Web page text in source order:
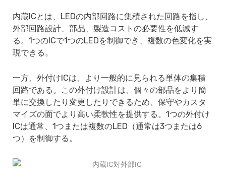
内蔵ICとは、LEDの内部回路に集積された回路を指し、
外部回路設計、部品、製造コストの必要性を低減す
る。1つのICで1つのLEDを制御でき、複数の色変化を実
現できる。
一方、外付けICは、より一般的に見られる単体の集積
回路である。この外付け設計は、個々の部品をより簡
単に交換したり変更したりできるため、保守やカスタ
マイズの面でより高い柔軟性を提供する。1つの外付け
ICは通常、1つまたは複数のLED（通常は3つまたは6
つ）を制御する。